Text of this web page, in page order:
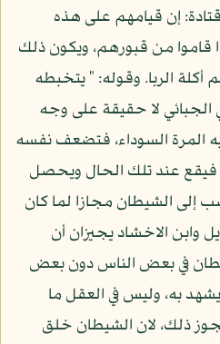
إن قيامهم على هذه
قاموا من قبورهم، ويكون ذلك
أكلة الربا. وقوله: " يتخبطه
لا حقيقة على وجه
المرة السوداء، فتضعف نفسه
فيقع عند تلك الحال ويحصل
إلى الشيطان مجازا لما كان
وابن الاخشاد يجيزان أن
في بعض الناس دون بعض
به، وليس في العقل ما
ذلك، لان الشيطان خلق